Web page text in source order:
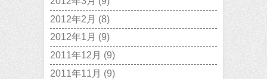
2012年2月 (8)
2012年1月 (9)
2011年12月 (9)
2011年11月 (9)